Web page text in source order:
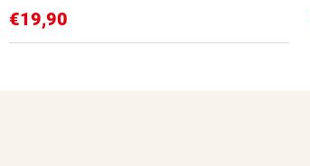
€19,90